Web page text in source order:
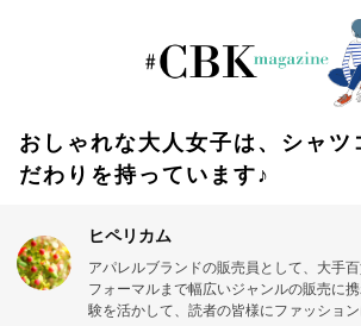
おしゃれな大人女子は、シャツ
だわりを持っています♪
ヒペリカム
アパレルブランドの販売員として、大手
フォーマルまで幅広いジャンルの販売に
験を活かして、読者の皆様にファッショ